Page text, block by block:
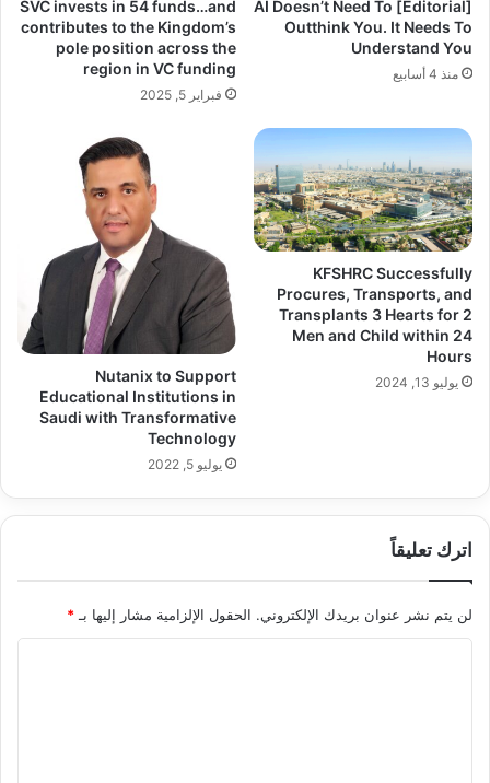
[Editorial] AI Doesn’t Need To
Outthink You. It Needs To
Understand You
منذ 4 أسابيع
SVC invests in 54 funds…and
contributes to the Kingdom’s
pole position across the
region in VC funding
فبراير 5, 2025
KFSHRC Successfully
Procures, Transports, and
Transplants 3 Hearts for 2
Men and Child within 24
Hours
يوليو 13, 2024
Nutanix to Support
Educational Institutions in
Saudi with Transformative
Technology
يوليو 5, 2022
اترك تعليقاً
لن يتم نشر عنوان بريدك الإلكتروني. الحقول الإلزامية مشار إليها بـ*